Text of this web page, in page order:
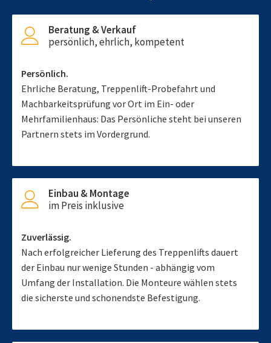
Beratung & Verkauf
persönlich, ehrlich, kompetent
Persönlich.
Ehrliche Beratung, Treppenlift-Probefahrt und
Machbarkeitsprüfung vor Ort im Ein- oder
Mehrfamilienhaus: Das Persönliche steht bei unseren
Partnern stets im Vordergrund.
Einbau & Montage
im Preis inklusive
Zuverlässig.
Nach erfolgreicher Lieferung des Treppenlifts dauert
der Einbau nur wenige Stunden - abhängig vom
Umfang der Installation. Die Monteure wählen stets
die sicherste und schonendste Befestigung.